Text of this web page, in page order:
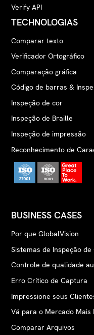
Verify API
TECHNOLOGIAS
Comparar texto
Verificador Ortográfico
Comparação gráfica
Código de barras &
Inspeção de cor
Inspeção de Braille
Inspeção de impressão
Reconhecimento de
BUSINESS CASES
Por que GlobalVision
Sistemas de Inspeção de
Controle de qualidade
Erro Crítico de Captura
Impressione seus
Vá para o Mercado Mais
Comparar Arquivos